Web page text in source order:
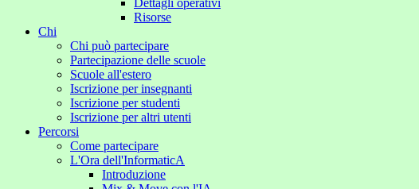
Dettagli operativi
Risorse
Chi
Chi può partecipare
Partecipazione delle scuole
Scuole all'estero
Iscrizione per insegnanti
Iscrizione per studenti
Iscrizione per altri utenti
Percorsi
Come partecipare
L'Ora dell'InformaticA
Introduzione